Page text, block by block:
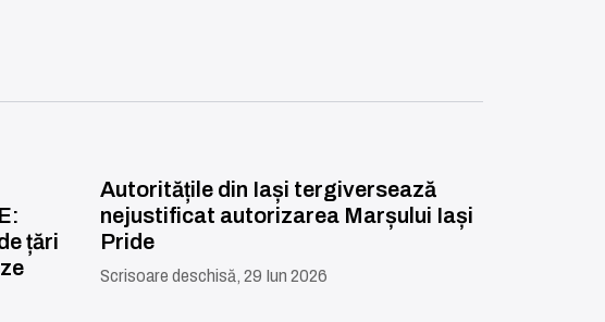
țări
Autoritățile din Iași tergiversează
nejustificat autorizarea Marșului Iași
Pride
Scrisoare deschisă, 29 Iun 2026